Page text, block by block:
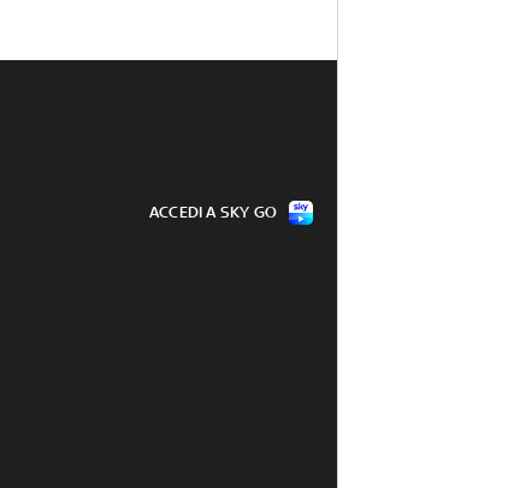
ACCEDI A SKY GO